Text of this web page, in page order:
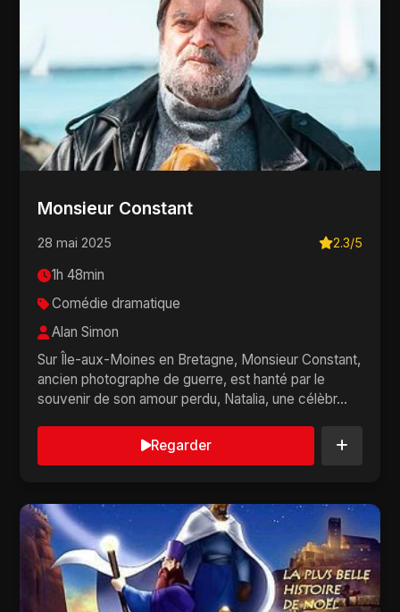
Monsieur Constant
28 mai 2025 2.3/5
1h 48min
Comédie dramatique
Alan Simon
Sur Île-aux-Moines en Bretagne, Monsieur Constant,
ancien photographe de guerre, est hanté par le
souvenir de son amour perdu, Natalia, une célèbr...
Regarder